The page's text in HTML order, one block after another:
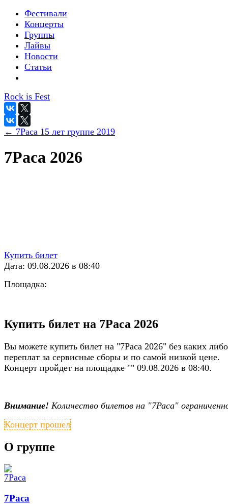
Фестивали
Концерты
Группы
Лайвы
Новости
Статьи
Rock is Fest
← 7Раса 15 лет группе 2019
7Раса 2026
Купить билет
Дата: 09.08.2026 в 08:40
Площадка:
Купить билет на 7Раса 2026
Вы можете купить билет на "7Раса 2026" без каких либо
переплат за сервисные сборы и по самой низкой цене.
Концерт пройдет на площадке "" 09.08.2026 в 08:40.
Внимание! Количество билетов на "7Раса"
Концерт прошел
О группе
7Раса